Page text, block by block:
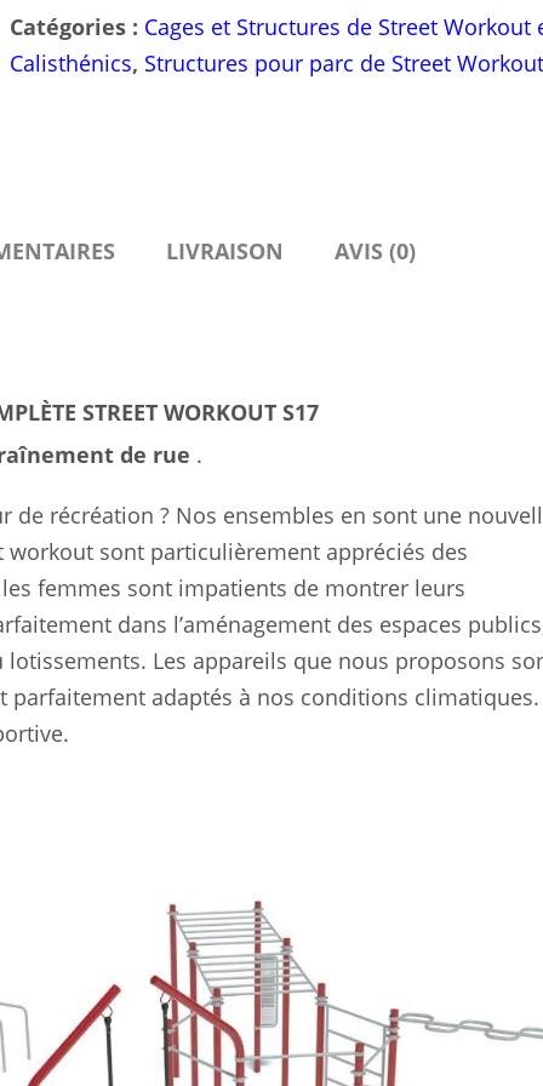
Catégories : Cages et Structures de Street Workout
Calisthénics, Structures pour parc de Street Workout
LIVRAISON AVIS (0)
STREET WORKOUT S17
de rue .
de récréation ? Nos ensembles en sont une
sont particulièrement appréciés des
femmes sont impatients de montrer leurs
dans l’aménagement des espaces
lotissements. Les appareils que nous proposons
parfaitement adaptés à nos conditions climatiques.